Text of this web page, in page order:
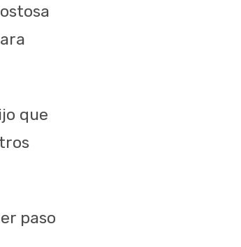
que
paso